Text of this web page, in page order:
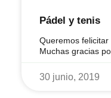
Pádel y tenis
Queremos felicitar
Muchas gracias
30 junio, 2019